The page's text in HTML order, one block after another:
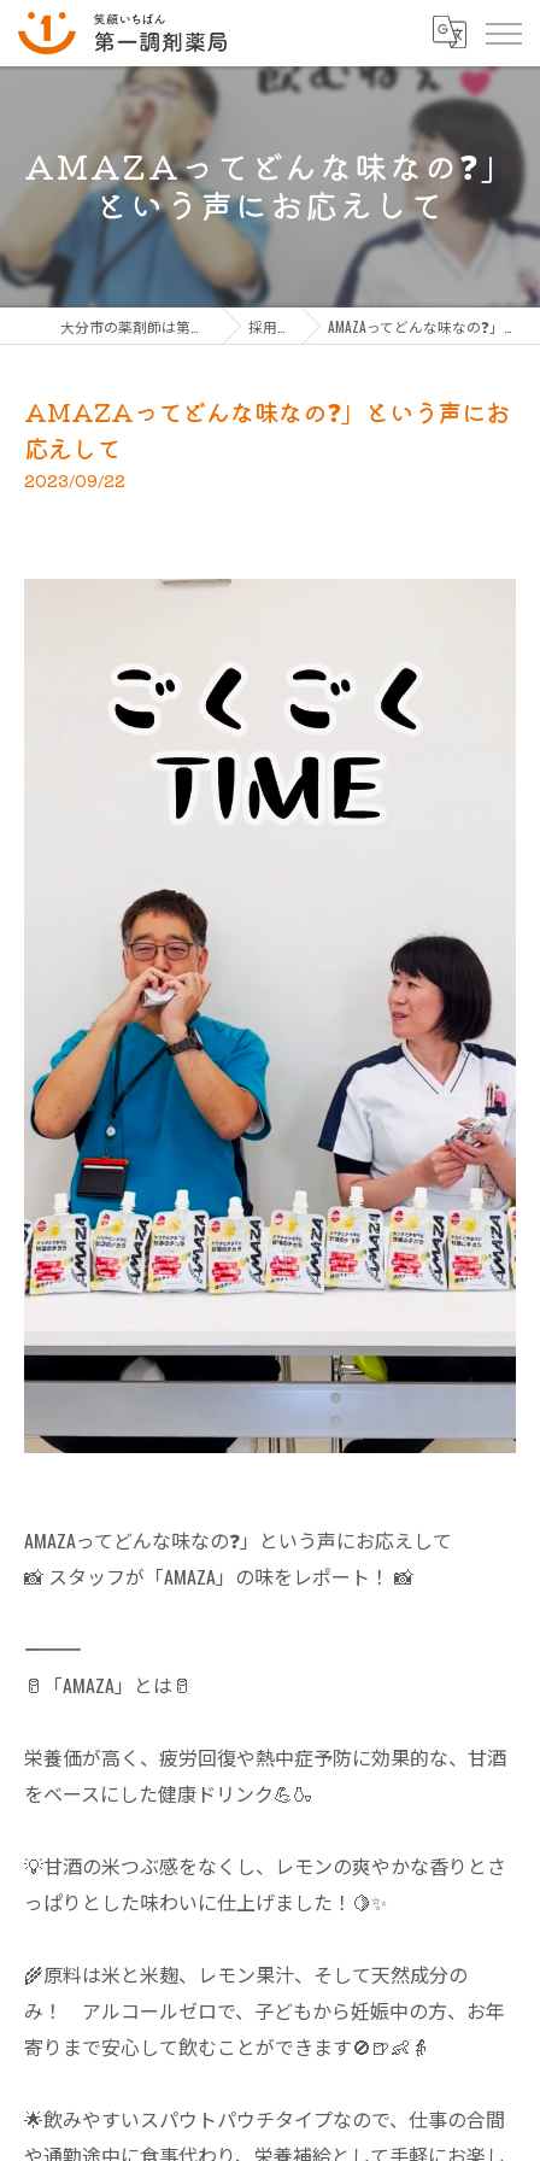
AMAZAってどんな味なの❓」
という声にお応えして
採用ブログ AMAZAってどんな味なの❓」という声にお応えして
AMAZAってどんな味なの❓」という声にお
応えして
2023/09/22
AMAZAってどんな味なの❓」という声にお応えして
📸 スタッフが「AMAZA」の味をレポート！ 📸
―――――――――――――
🥛「AMAZA」とは🥛
栄養価が高く、疲労回復や熱中症予防に効果的な、甘酒
をベースにした健康ドリンク💪🍶
💡甘酒の米つぶ感をなくし、レモンの爽やかな香りとさ
っぱりとした味わいに仕上げました！🍋✨
🌾原料は米と米麹、レモン果汁、そして天然成分の
み！ アルコールゼロで、子どもから妊娠中の方、お年
寄りまで安心して飲むことができます🚫🍺👶👵
🌟飲みやすいスパウトパウチタイプなので、仕事の合間